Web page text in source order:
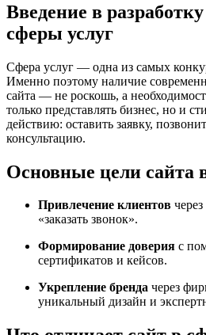
Введение в
сферы услуг
Сфера услуг — одна из самых
Именно поэтому наличие
сайта — не роскошь, а
только представлять бизнес, но и
действию: оставить заявку,
консультацию.
Основные цели сайта
Привлечение клиентов
«заказать звонок».
Формирование доверия с
сертификатов и кейсов.
Укрепление бренда через
уникальный дизайн и